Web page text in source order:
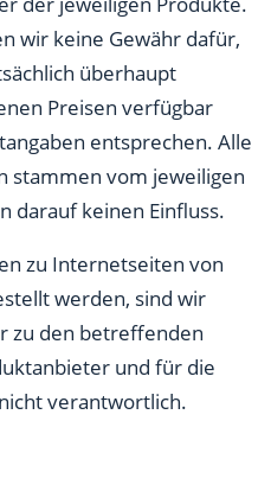
wir keine Gewähr dafür,
überhaupt
Preisen verfügbar
entsprechen. Alle
stammen vom jeweiligen
darauf keinen Einfluss.
zu Internetseiten von
werden, sind wir
zu den betreffenden
und für die
verantwortlich.